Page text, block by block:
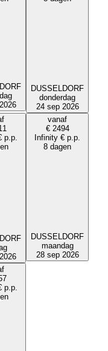
DUSSELDORF
donderdag
24 sep 2026
p.p.
vanaf
€ 2494
Infinity € p.p.
8 dagen
DUSSELDORF
maandag
28 sep 2026
p.p.